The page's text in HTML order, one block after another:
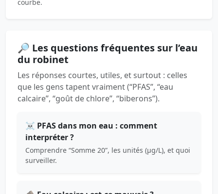
courbe.
🔎 Les questions fréquentes sur l’eau
du robinet
Les réponses courtes, utiles, et surtout : celles
que les gens tapent vraiment (“PFAS”, “eau
calcaire”, “goût de chlore”, “biberons”).
☠️ PFAS dans mon eau : comment
interpréter ?
Comprendre “Somme 20”, les unités (µg/L), et quoi
surveiller.